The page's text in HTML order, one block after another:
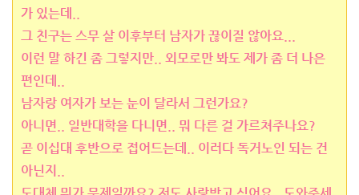
가 있는데..
그 친구는 스무 살 이후부터 남자가 끊이질 않아요...
이런 말 하긴 좀 그렇지만.. 외모로만 봐도 제가 좀 더 나은
편인데..
남자랑 여자가 보는 눈이 달라서 그런가요?
아니면.. 일반대학을 다니면.. 뭐 다른 걸 가르쳐주나요?
곧 이십대 후반으로 접어드는데.. 이러다 독거노인 되는 건
아닌지..